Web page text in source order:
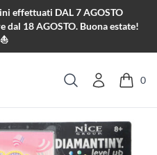
effettuati DAL 7 AGOSTO
18 AGOSTO. Buona estate!
Cerca
0